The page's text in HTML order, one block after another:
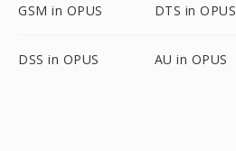
GSM in OPUS DTS in OPUS
DSS in OPUS AU in OPUS